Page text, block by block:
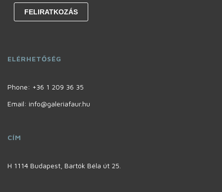
ELÉRHETŐSÉG
Phone: +36 1 209 36 35
Email: info@galeriafaur.hu
CÍM
H 1114 Budapest, Bartók Béla út 25.